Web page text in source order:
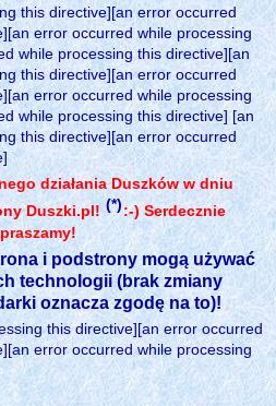
this directive][an error occurred
error occurred while processing
while processing this directive][an
this directive][an error occurred
error occurred while processing
while processing this directive] [an
this directive][an error occurred
działania Duszków w dniu
Duszki.pl! (*):-) Serdecznie
i podstrony mogą używać
technologii (brak zmiany
oznacza zgodę na to)!
this directive][an error occurred
error occurred while processing